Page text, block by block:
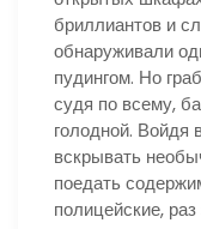
бриллиантов и
обнаруживали
пудингом. Но
судя по всему,
голодной. Войдя
вскрывать
поедать
полицейские,